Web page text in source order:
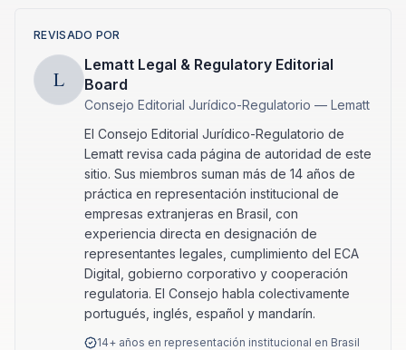
REVISADO POR
L
Lematt Legal & Regulatory Editorial
Board
Consejo Editorial Jurídico-Regulatorio — Lematt
El Consejo Editorial Jurídico-Regulatorio de
Lematt revisa cada página de autoridad de este
sitio. Sus miembros suman más de 14 años de
práctica en representación institucional de
empresas extranjeras en Brasil, con
experiencia directa en designación de
representantes legales, cumplimiento del ECA
Digital, gobierno corporativo y cooperación
regulatoria. El Consejo habla colectivamente
portugués, inglés, español y mandarín.
14+ años en representación institucional en Brasil